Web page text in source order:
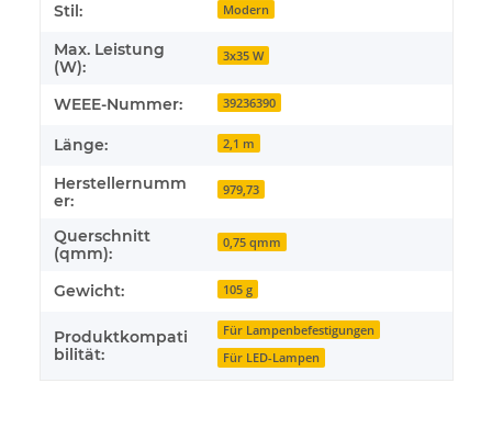
Stil: Modern
Max. Leistung
(W):
3x35 W
WEEE-Nummer: 39236390
Länge: 2,1 m
Herstellernumm
er:
979,73
Querschnitt
(qmm):
0,75 qmm
Gewicht: 105 g
Produktkompati
bilität:
Für Lampenbefestigungen
Für LED-Lampen